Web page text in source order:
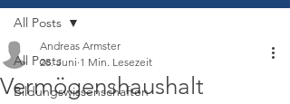
All Posts
Bildungswissenschaften
All Posts
Vermögenshaushalt
Andreas Armster
28. Juni 1 Min. Lesezeit